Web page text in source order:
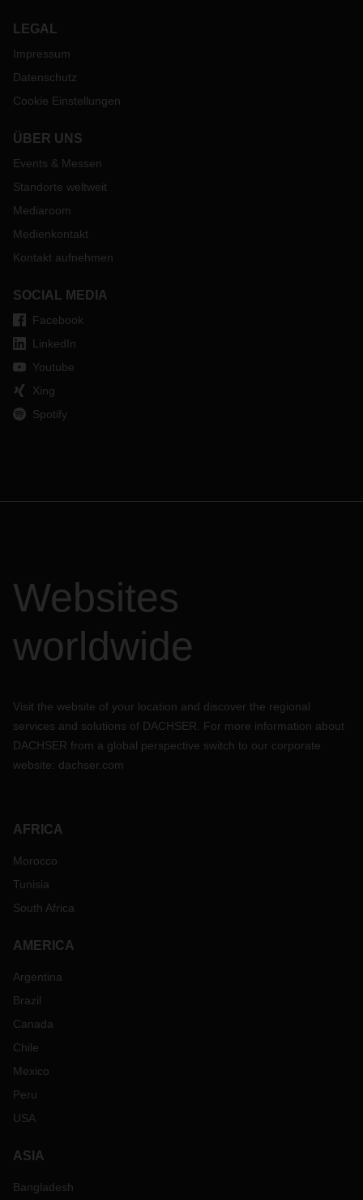
LEGAL
Impressum
Datenschutz
Cookie Einstellungen
ÜBER UNS
Events & Messen
Standorte weltweit
Mediaroom
Medienkontakt
Kontakt aufnehmen
SOCIAL MEDIA
Facebook
LinkedIn
Youtube
Xing
Spotify
Websites
worldwide
Visit the website of your location and discover the regional
services and solutions of DACHSER. For more information about
DACHSER from a global perspective switch to our corporate
website: dachser.com
AFRICA
Morocco
Tunisia
South Africa
AMERICA
Argentina
Brazil
Canada
Chile
Mexico
Peru
USA
ASIA
Bangladesh